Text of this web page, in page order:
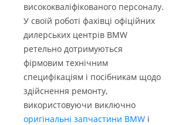
висококваліфікованого персоналу.
У своїй роботі фахівці офіційних
дилерських центрів BMW
ретельно дотримуються
фірмовим технічним
специфікаціям і посібникам щодо
здійснення ремонту,
використовуючи виключно
оригінальні запчастини BMW і